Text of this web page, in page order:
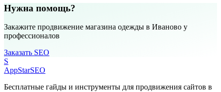
Нужна помощь?
Закажите продвижение магазина одежды в Иваново у
профессионалов
Заказать SEO
S
AppStarSEO
Бесплатные гайды и инструменты для продвижения сайтов в